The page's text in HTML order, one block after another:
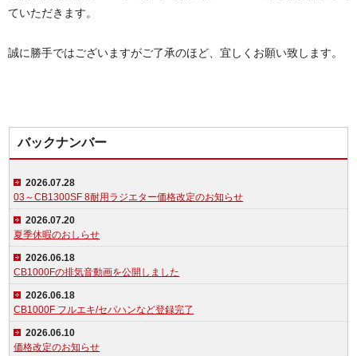
ていただきます。
誠に勝手ではございますがご了承のほど、宜しくお願い致します。
バックナンバー
2026.07.28
03～CB1300SF 8耐用ラジエター価格改定のお知らせ
2026.07.20
夏季休暇のおしらせ
2026.06.18
CB1000Fの排気音動画を公開しました
2026.06.18
CB1000F フルエキ/セパハンなど登録完了
2026.06.10
価格改定のお知らせ